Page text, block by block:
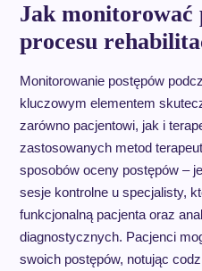
Jak monitorować
procesu
Monitorowanie postępów
kluczowym elementem
zarówno pacjentowi, jak i
zastosowanych metod
sposobów oceny postępów –
sesje kontrolne u specjalisty,
funkcjonalną pacjenta oraz
diagnostycznych. Pacjenci
swoich postępów, notując